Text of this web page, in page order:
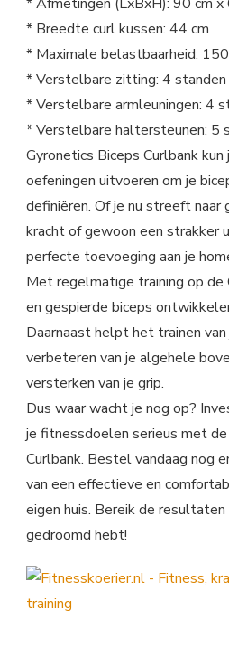
* Breedte curl kussen: 44 cm
* Maximale belastbaarheid:
* Verstelbare zitting: 4 standen
* Verstelbare armleuningen: 4
* Verstelbare haltersteunen: 5
Gyronetics Biceps Curlbank
oefeningen uitvoeren om je
definiëren. Of je nu streeft naar
kracht of gewoon een strakker
perfecte toevoeging aan je
Met regelmatige training op de
en gespierde biceps
Daarnaast helpt het trainen
verbeteren van je algehele
versterken van je grip.
Dus waar wacht je nog op?
je fitnessdoelen serieus met
Curlbank. Bestel vandaag nog
van een effectieve en
eigen huis. Bereik de
gedroomd hebt!